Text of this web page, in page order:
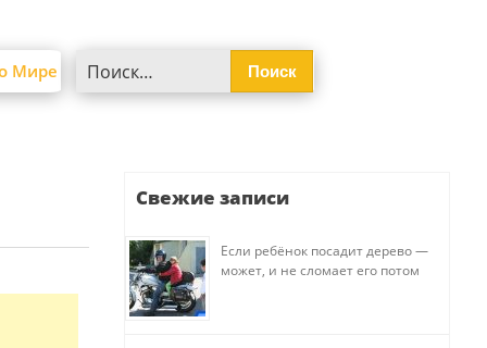
Мире
Свежие записи
Если ребёнок посадит дерево —
может, и не сломает его потом